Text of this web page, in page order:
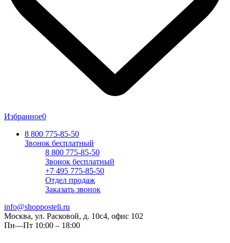
Избранное0
8 800 775-85-50
Звонок бесплатный
8 800 775-85-50
Звонок бесплатный
+7 495 775-85-50
Отдел продаж
Заказать звонок
info@shopposteli.ru
Москва, ул. Расковой, д. 10с4, офис 102
Пн—Пт 10:00 – 18:00